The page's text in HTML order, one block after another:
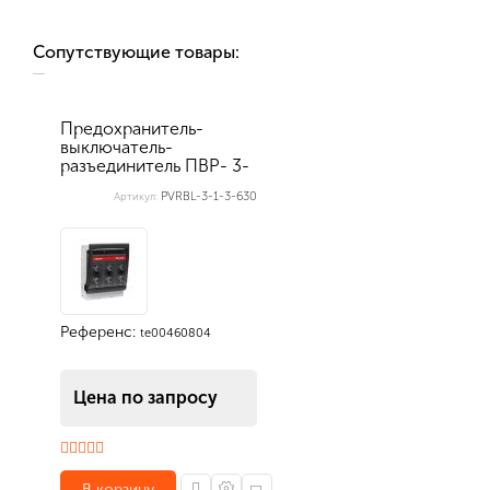
Сопутствующие товары:
Предохранитель-
выключатель-
разъединитель ПВР- 3-
Артикул: PVRBL-3-1-3-630
Референс: te00460804
Цена по запросу